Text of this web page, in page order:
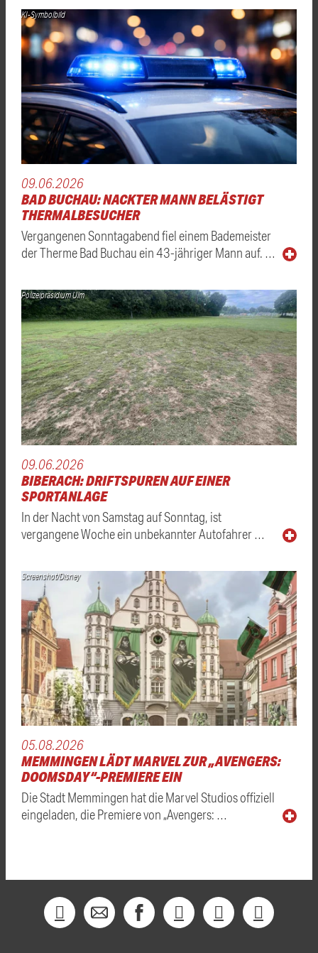
KI-Symbolbild
09.06.2026
BAD BUCHAU: NACKTER MANN BELÄSTIGT
THERMALBESUCHER
Vergangenen Sonntagabend fiel einem Bademeister
der Therme Bad Buchau ein 43-jähriger Mann auf. …
Polizeipräsidium Ulm
09.06.2026
BIBERACH: DRIFTSPUREN AUF EINER
SPORTANLAGE
In der Nacht von Samstag auf Sonntag, ist
vergangene Woche ein unbekannter Autofahrer …
Screenshot/Disney
05.08.2026
MEMMINGEN LÄDT MARVEL ZUR „AVENGERS:
DOOMSDAY“-PREMIERE EIN
Die Stadt Memmingen hat die Marvel Studios offiziell
eingeladen, die Premiere von „Avengers: …